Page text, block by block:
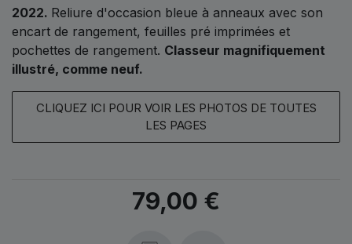
2022. Reliure d'occasion bleue à anneaux avec son
encart de rangement, feuilles pré imprimées et
pochettes de rangement. Classeur magnifiquement
illustré, comme neuf.
CLIQUEZ ICI POUR VOIR LES PHOTOS DE TOUTES
LES PAGES
79,00 €